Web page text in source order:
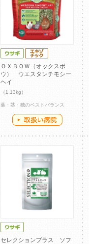
ＯＸＢＯＷ（オックスボ
ウ） ウエスタンチモシー
ヘイ
（1.13kg）
葉・茎・穂のベストバランス
セレクションプラス ソフ